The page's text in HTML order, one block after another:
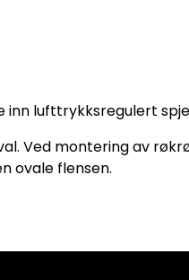
inn lufttrykksregulert
Ved montering av
ovale flensen.